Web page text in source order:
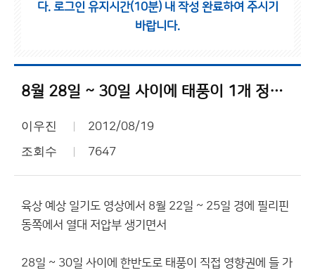
다. 로그인 유지시간(10분) 내 작성 완료하여 주시기
바랍니다.
8월 28일 ~ 30일 사이에 태풍이 1개 정도 한반도 직접 영향 받을듯
이우진 2012/08/19
조회수 7647
육상 예상 일기도 영상에서 8월 22일 ~ 25일 경에 필리핀
동쪽에서 열대 저압부 생기면서
28일 ~ 30일 사이에 한반도로 태풍이 직접 영향권에 들 가